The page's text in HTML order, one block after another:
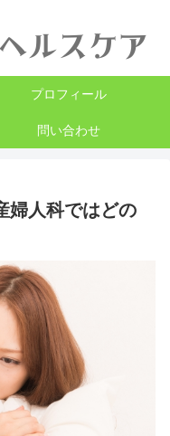
プロフィール
問い合わせ
婦人科ではどの